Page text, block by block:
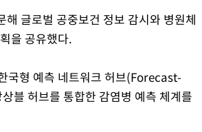
Mute
글로벌 공중보건 정보 감시와 병원체
을 공유했다.
국형 예측 네트워크 허브(Forecast-
블 허브를 통합한 감염병 예측 체계를